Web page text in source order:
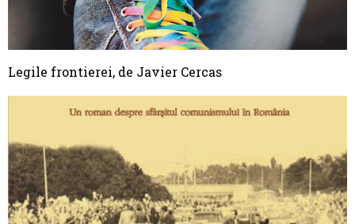
Legile frontierei, de Javier Cercas